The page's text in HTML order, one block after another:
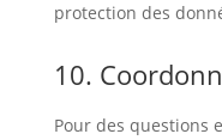
protection des
10.
Pour des questions